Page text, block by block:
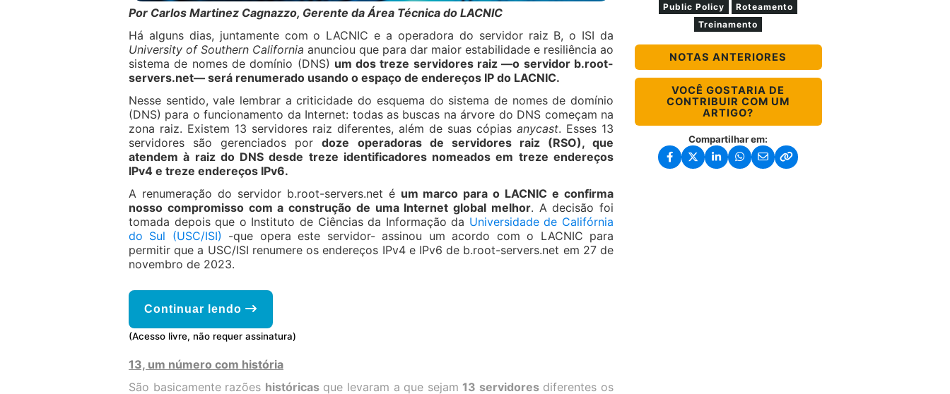
Por Carlos Martinez Cagnazzo, Gerente da Área Técnica do LACNIC
Há alguns dias, juntamente com o LACNIC e a operadora do servidor raiz B, o ISI da
University of Southern California anunciou que para dar maior estabilidade e resiliência ao
sistema de nomes de domínio (DNS) um dos treze servidores raiz —o servidor b.root-
servers.net— será renumerado usando o espaço de endereços IP do LACNIC.
Nesse sentido, vale lembrar a criticidade do esquema do sistema de nomes de domínio
(DNS) para o funcionamento da Internet: todas as buscas na árvore do DNS começam na
zona raiz. Existem 13 servidores raiz diferentes, além de suas cópias anycast. Esses 13
servidores são gerenciados pordoze operadoras de servidores raiz (RSO), que
atendem à raiz do DNS desde treze identificadores nomeados em treze endereços
IPv4 e treze endereços IPv6.
A renumeração do servidor b.root-servers.net é um marco para o LACNIC e confirma
nosso compromisso com a construção de uma Internet global melhor. A decisão foi
tomada depois que o Instituto de Ciências da Informação da Universidade de Califórnia
do Sul (USC/ISI) -que opera este servidor- assinou um acordo com o LACNIC para
permitir que a USC/ISI renumere os endereços IPv4 e IPv6 de b.root-servers.net em 27 de
novembro de 2023.
Continuar lendo
(Acesso livre, não requer assinatura)
13, um número com história
São basicamente razões históricasque levaram a que sejam 13 servidoresdiferentes os
Public Policy
Roteamento
Treinamento
NOTAS ANTERIORES
VOCÊ GOSTARIA DE
CONTRIBUIR COM UM
ARTIGO?
Compartilhar em: